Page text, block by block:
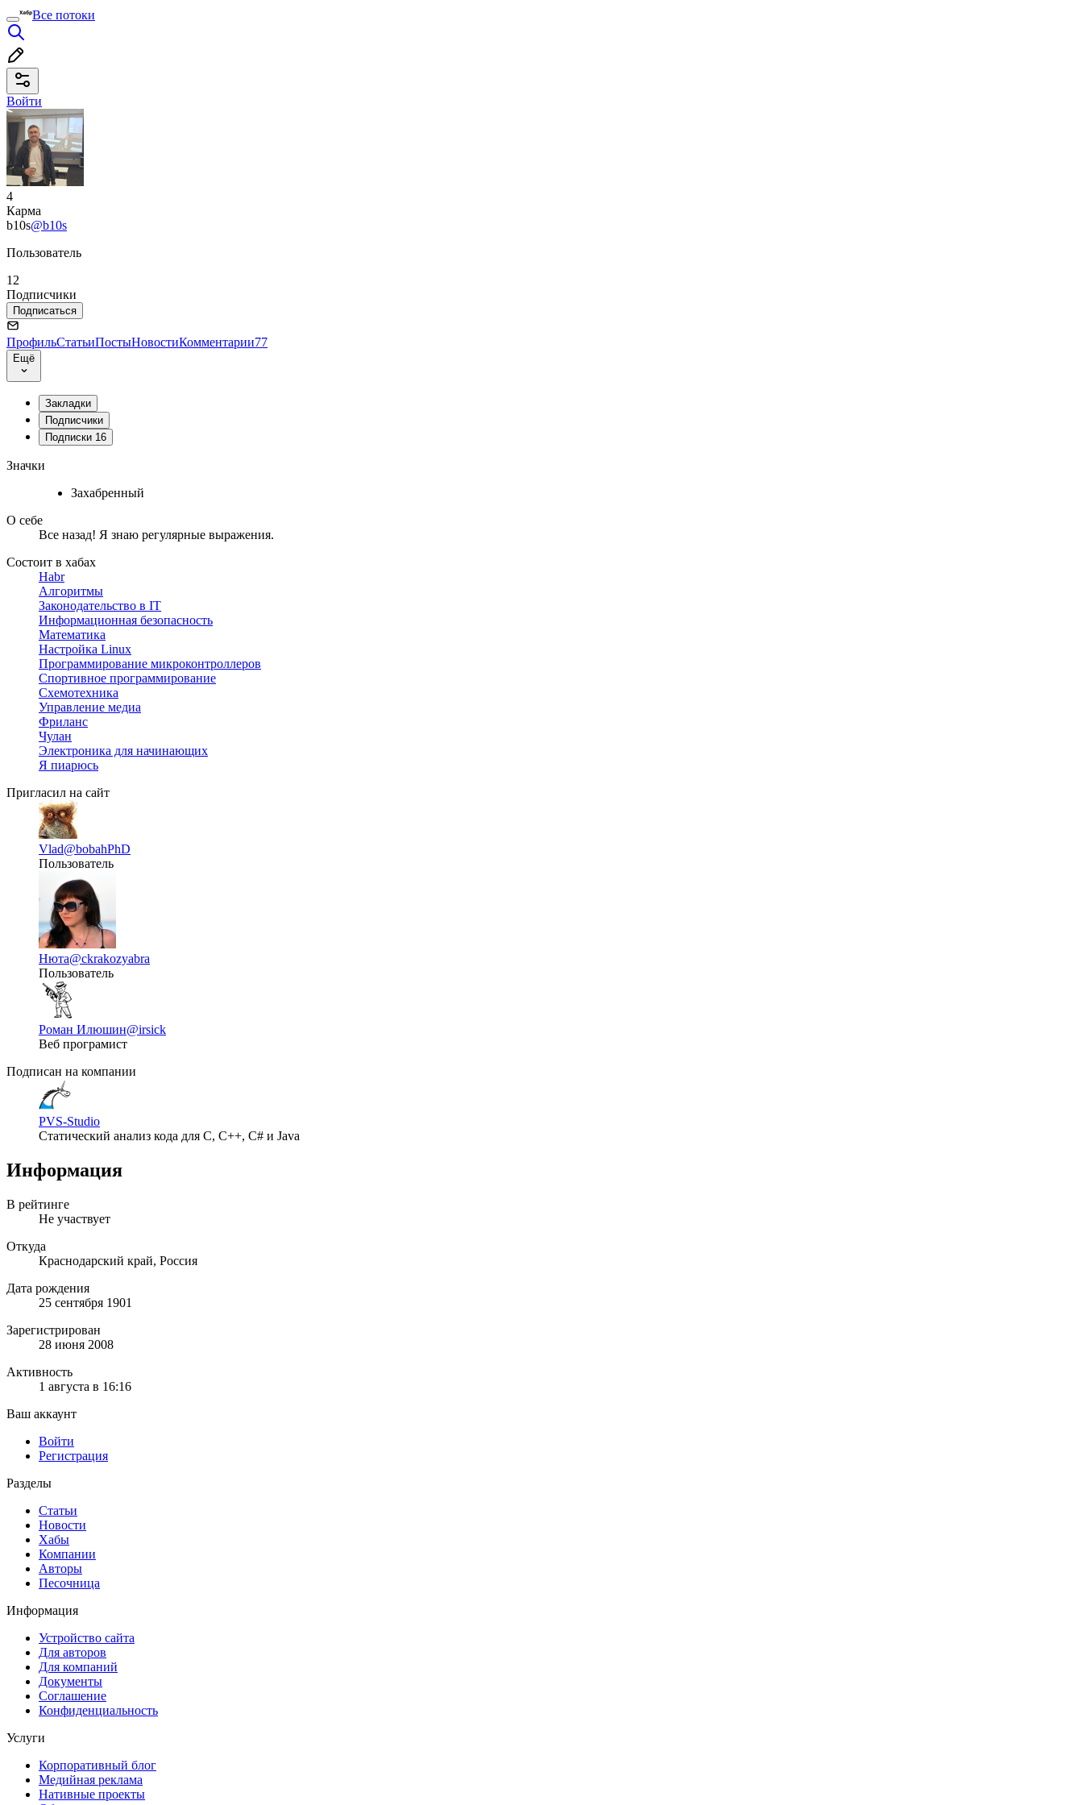
Все потоки
Войти
4
Карма
b10s@b10s
Пользователь
12
Подписчики
Подписаться
ПрофильСтатьиПостыНовостиКомментарии77
Ещё
Закладки
Подписчики
Подписки 16
Значки
Захабренный
О себе
Все назад! Я знаю регулярные выражения.
Состоит в хабах
Habr
Алгоритмы
Законодательство в IT
Информационная безопасность
Математика
Настройка Linux
Программирование микроконтроллеров
Спортивное программирование
Схемотехника
Управление медиа
Фриланс
Чулан
Электроника для начинающих
Я пиарюсь
Пригласил на сайт
Vlad@bobahPhD
Пользователь
Нюта@ckrakozyabra
Пользователь
Роман Илюшин@irsick
Веб програмист
Подписан на компании
PVS-Studio
Статический анализ кода для C, C++, C# и Java
Информация
В рейтинге
Не участвует
Откуда
Краснодарский край, Россия
Дата рождения
25 сентября 1901
Зарегистрирован
28 июня 2008
Активность
1 августа в 16:16
Ваш аккаунт
Войти
Регистрация
Разделы
Статьи
Новости
Хабы
Компании
Авторы
Песочница
Информация
Устройство сайта
Для авторов
Для компаний
Документы
Соглашение
Конфиденциальность
Услуги
Корпоративный блог
Медийная реклама
Нативные проекты